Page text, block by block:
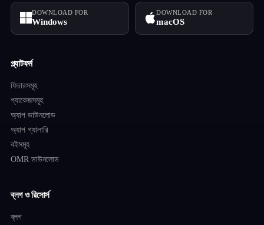
DOWNLOAD FOR
Windows
DOWNLOAD FOR
macOS
প্ল্যাটফর্ম
ফিচারসমূহ
প্যাকেজসমূহ
অ্যাপ ডাউনলোড
অ্যাপ গ্যালারি
বইসমূহ
OMR ডাউনলোড
ব্লগ ও রিসোর্স
ব্লগ